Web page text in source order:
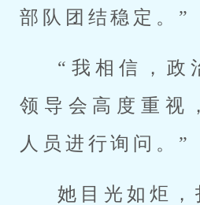
部队团结稳定。”
“我相信，政
领导会高度重视
人员进行询问。”
她目光如炬，